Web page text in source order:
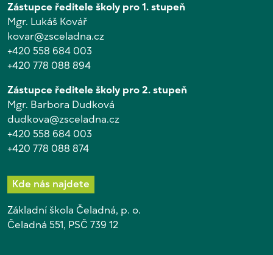
Zástupce ředitele školy pro 1. stupeň
Mgr. Lukáš Kovář
kovar@zsceladna.cz
+420 558 684 003
+420 778 088 894
Zástupce ředitele školy pro 2. stupeň
Mgr. Barbora Dudková
dudkova@zsceladna.cz
+420 558 684 003
+420 778 088 874
Kde nás najdete
Základní škola Čeladná, p. o.
Čeladná 551, PSČ 739 12